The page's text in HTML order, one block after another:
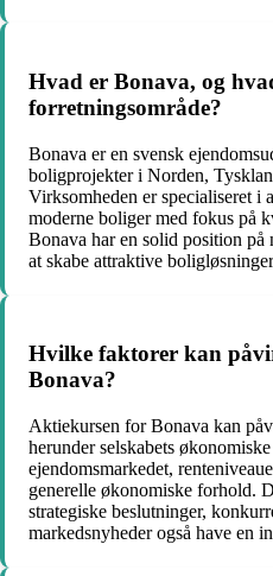
Hvad er Bonava, og
forretningsområde?
Bonava er en svensk
boligprojekter i Norden,
Virksomheden er specialiseret
moderne boliger med fokus på
Bonava har en solid position på
at skabe attraktive
Hvilke faktorer kan
Bonava?
Aktiekursen for Bonava kan
herunder selskabets
ejendomsmarkedet,
generelle økonomiske forhold.
strategiske beslutninger,
markedsnyheder også have en